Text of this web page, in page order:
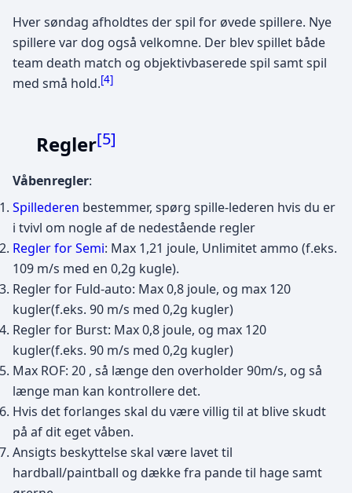
Hver søndag afholdtes der spil for øvede spillere. Nye
spillere var dog også velkomne. Der blev spillet både
team death match og objektivbaserede spil samt spil
med små hold.[4]
Regler[5]
Våbenregler:
Spillederen bestemmer, spørg spille-lederen hvis du er
i tvivl om nogle af de nedestående regler
Regler for Semi: Max 1,21 joule, Unlimitet ammo (f.eks.
109 m/s med en 0,2g kugle).
Regler for Fuld-auto: Max 0,8 joule, og max 120
kugler(f.eks. 90 m/s med 0,2g kugler)
Regler for Burst: Max 0,8 joule, og max 120
kugler(f.eks. 90 m/s med 0,2g kugler)
Max ROF: 20 , så længe den overholder 90m/s, og så
længe man kan kontrollere det.
Hvis det forlanges skal du være villig til at blive skudt
på af dit eget våben.
Ansigts beskyttelse skal være lavet til
hardball/paintball og dække fra pande til hage samt